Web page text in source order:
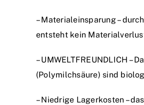
– Materialeinsparung –
entsteht kein
– UMWELTFREUNDLICH –
(Polymilchsäure) sind
– Niedrige Lagerkosten –